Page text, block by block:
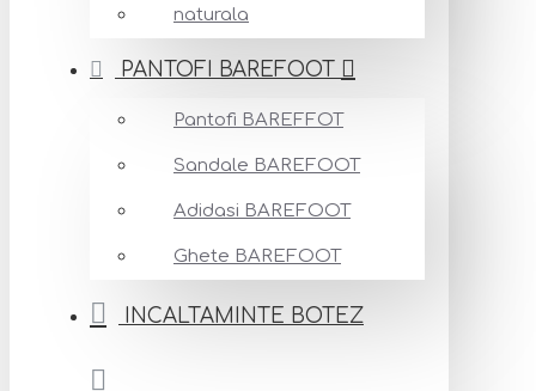
naturala
PANTOFI BAREFOOT
Pantofi BAREFFOT
Sandale BAREFOOT
Adidasi BAREFOOT
Ghete BAREFOOT
INCALTAMINTE BOTEZ